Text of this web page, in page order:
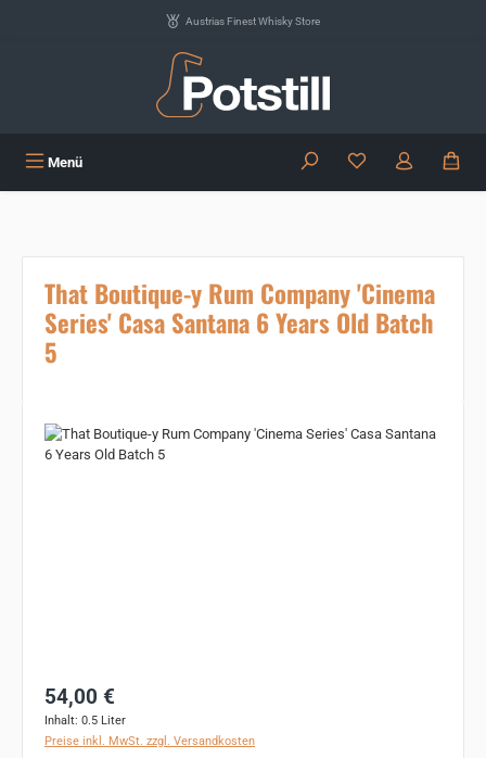
Austrias Finest Whisky Store
Menü Du hast 0
That Boutique-y Rum Company 'Cinema
Series' Casa Santana 6 Years Old Batch
5
Bildergalerie überspringen
Regulärer Preis:
54,00 €
Inhalt: 0.5 Liter
Preise inkl. MwSt. zzgl. Versandkosten